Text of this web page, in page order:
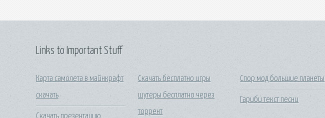
Links to Important Stuff
Карта самолета в майнкрафт
скачать
Скачать бесплатно игры
шутеры бесплатно через
торрент
Спор мод большие планеты
Гариби текст песни